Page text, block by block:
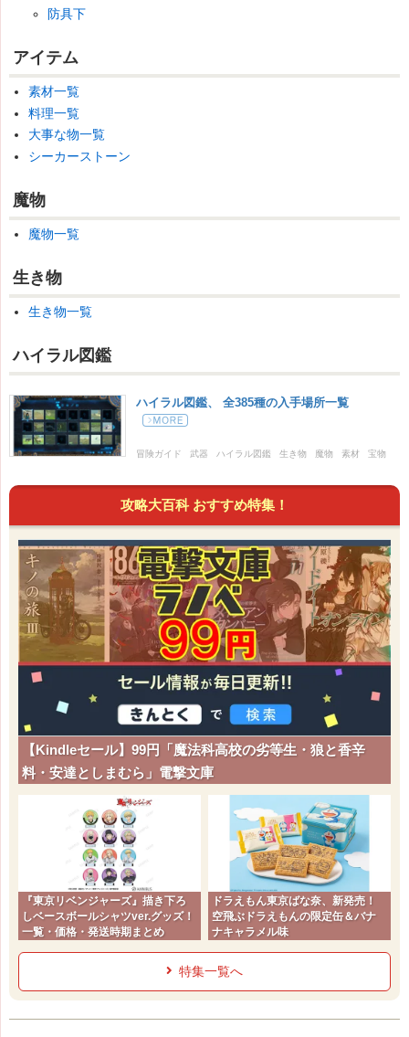
防具下
アイテム
素材一覧
料理一覧
大事な物一覧
シーカーストーン
魔物
魔物一覧
生き物
生き物一覧
ハイラル図鑑
ハイラル図鑑、 全385種の入手場所一覧
冒険ガイド 武器 ハイラル図鑑 生き物 魔物 素材 宝物
攻略大百科 おすすめ特集！
【Kindleセール】99円「魔法科高校の劣等生・狼と香辛
料・安達としまむら」電撃文庫
『東京リベンジャーズ』描き下ろ
しベースボールシャツver.グッズ！
一覧・価格・発送時期まとめ
ドラえもん東京ばな奈、新発売！
空飛ぶドラえもんの限定缶＆バナ
ナキャラメル味
特集一覧へ